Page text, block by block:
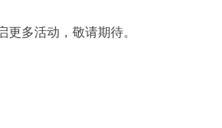
多活动，敬请期待。